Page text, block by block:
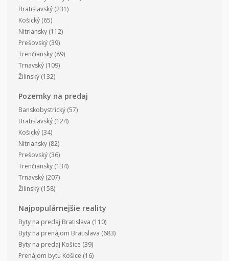
Bratislavský (231)
Košický (65)
Nitriansky (112)
Prešovský (39)
Trenčiansky (89)
Trnavský (109)
Žilinský (132)
Pozemky na predaj
Banskobystrický (57)
Bratislavský (124)
Košický (34)
Nitriansky (82)
Prešovský (36)
Trenčiansky (134)
Trnavský (207)
Žilinský (158)
Najpopulárnejšie reality
Byty na predaj Bratislava (110)
Byty na prenájom Bratislava (683)
Byty na predaj Košice (39)
Prenájom bytu Košice (16)